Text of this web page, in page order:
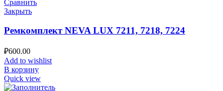
Сравнить
Закрыть
Ремкомплект NEVA LUX 7211, 7218, 7224
₽600.00
Add to wishlist
В корзину
Quick view